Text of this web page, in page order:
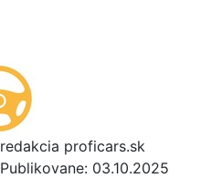
redakcia proficars.sk
Publikovane: 03.10.2025